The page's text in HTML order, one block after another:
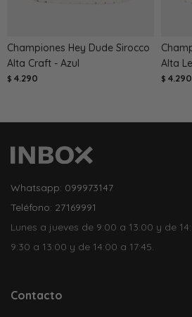
Championes Hey Dude Sirocco
Alta Craft - Azul
$ 4.290
Alta
$ 4.290
Whatsapp: 099973147
Teléfono: 27169991
Lunes a jueves de 9:00 a 13:00 y de
9:30 a 13:00 y de 14:00 a 17:45.
Contacto